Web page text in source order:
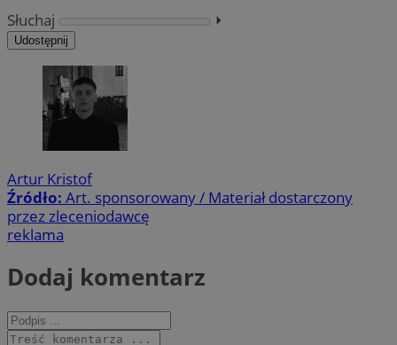
Słuchaj
⏵︎
Udostępnij
Artur Kristof
Źródło: Art. sponsorowany / Materiał dostarczony
przez zleceniodawcę
reklama
Dodaj komentarz